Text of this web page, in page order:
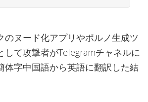
のヌード化アプリやポルノ生成ツ
して攻撃者がTelegramチャネルに
体字中国語から英語に翻訳した結